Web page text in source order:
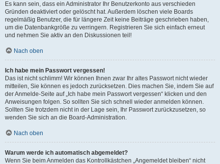
Es kann sein, dass ein Administrator Ihr Benutzerkonto aus verschieden
Gründen deaktiviert oder gelöscht hat. Außerdem löschen viele Boards
regelmäßig Benutzer, die für längere Zeit keine Beiträge geschrieben haben,
um die Datenbankgröße zu verringern. Registrieren Sie sich einfach erneut
und nehmen Sie aktiv an den Diskussionen teil!
Nach oben
Ich habe mein Passwort vergessen!
Das ist nicht schlimm! Wir können Ihnen zwar Ihr altes Passwort nicht wieder
mitteilen, Sie können es jedoch zurücksetzen. Dies machen Sie, indem Sie auf
der Anmelde-Seite auf „Ich habe mein Passwort vergessen“ klicken und den
Anweisungen folgen. So sollten Sie sich schnell wieder anmelden können.
Sollten Sie trotzdem nicht in der Lage sein, Ihr Passwort zurückzusetzen, so
wenden Sie sich an die Board-Administration.
Nach oben
Warum werde ich automatisch abgemeldet?
Wenn Sie beim Anmelden das Kontrollkästchen „Angemeldet bleiben“ nicht